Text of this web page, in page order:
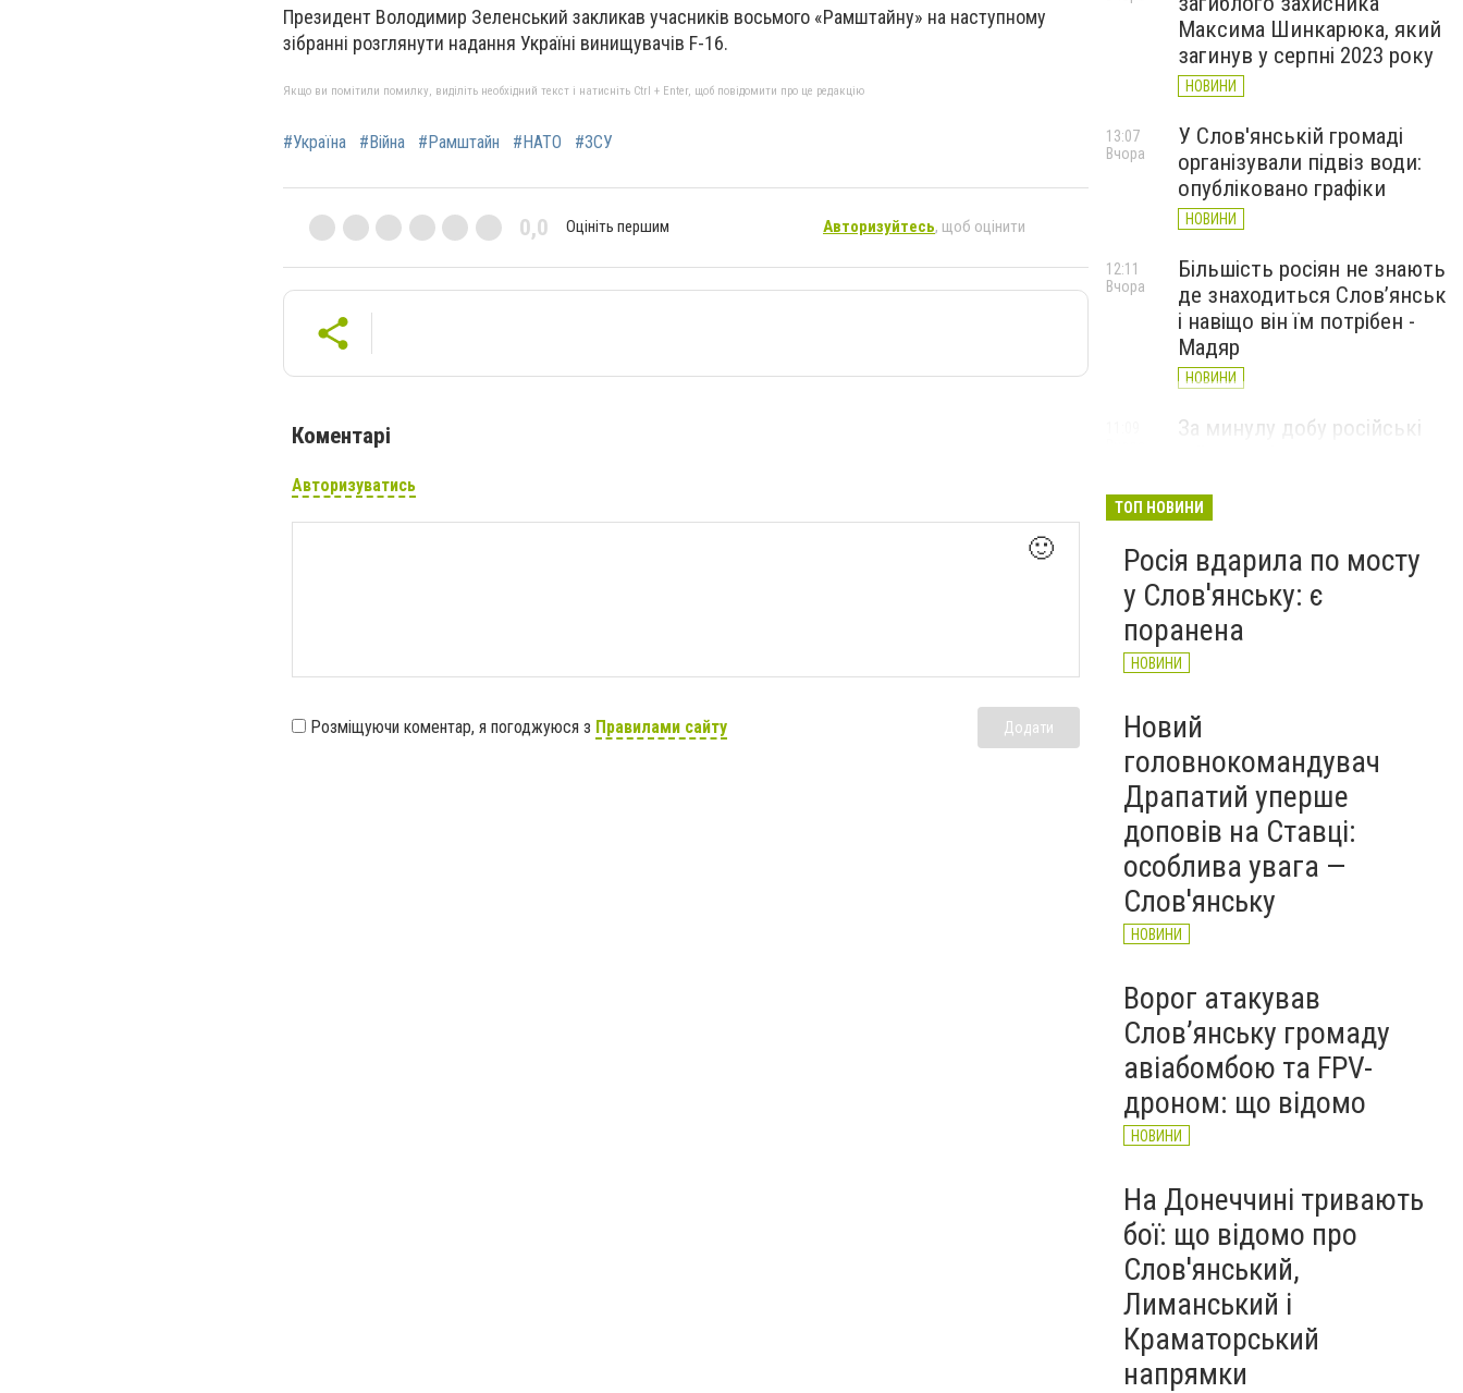
Президент Володимир Зеленський закликав учасників восьмого «Рамштайну» на наступному
зібранні розглянути надання Україні винищувачів F-16.
Якщо ви помітили помилку, виділіть необхідний текст і натисніть Ctrl + Enter, щоб повідомити про це редакцію
#Україна #Війна #Рамштайн #НАТО #ЗСУ
0,0 Оцініть першим Авторизуйтесь, щоб оцінити
Коментарі
Авторизуватись
🙂
Розміщуючи коментар, я погоджуюся з Правилами сайту Додати
Максима Шинкарюка, який
загинув у серпні 2023 року
НОВИНИ
У Слов'янській громаді
організували підвіз води:
опубліковано графіки
НОВИНИ
13:07
Вчора
Більшість росіян не знають
де знаходиться Слов’янськ
і навіщо він їм потрібен -
Мадяр
НОВИНИ
12:11
Вчора
За минулу добу російські
великої війни: 6 серпня
ТОП НОВИНИ
Росія вдарила по мосту
у Слов'янську: є
поранена
НОВИНИ
Новий
головнокомандувач
Драпатий уперше
доповів на Ставці:
особлива увага —
Слов'янську
НОВИНИ
Ворог атакував
Слов’янську громаду
авіабомбою та FPV-
дроном: що відомо
НОВИНИ
На Донеччині тривають
бої: що відомо про
Слов'янський,
Лиманський і
Краматорський
напрямки